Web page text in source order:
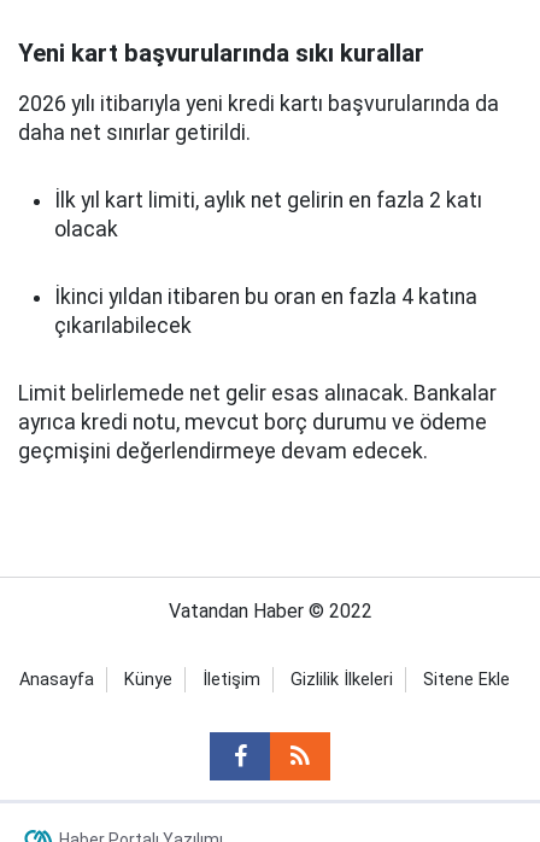
Yeni kart başvurularında sıkı kurallar
2026 yılı itibarıyla yeni kredi kartı başvurularında da
daha net sınırlar getirildi.
İlk yıl kart limiti, aylık net gelirin en fazla 2 katı
olacak
İkinci yıldan itibaren bu oran en fazla 4 katına
çıkarılabilecek
Limit belirlemede net gelir esas alınacak. Bankalar
ayrıca kredi notu, mevcut borç durumu ve ödeme
geçmişini değerlendirmeye devam edecek.
Vatandan Haber © 2022
Anasayfa Künye İletişim Gizlilik İlkeleri Sitene Ekle